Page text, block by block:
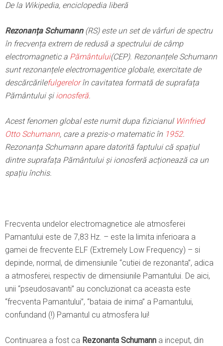
De la Wikipedia, enciclopedia liberă
Rezonanța Schumann(RS) este un set de vârfuri de spectru
în frecvența extrem de redusă a spectrului de câmp
electromagnetic a Pământului(CEP). Rezonanțele Schumann
sunt rezonanțele electromagentice globale, exercitate de
descărcărilefulgerelorîn cavitatea formată de suprafața
Pământului și ionosferă.
Acest fenomen global este numit dupa fizicianul Winfried
Otto Schumann, care a prezis-o matematic în 1952.
Rezonanța Schumann apare datorită faptului că spațiul
dintre suprafața Pământului și ionosferă acționează ca un
spațiu închis.
Frecventa undelor electromagnetice ale atmosferei
Pamantului este de 7,83 Hz. – este la limita inferioara a
gamei de frecvente ELF (Extremely Low Frequency) – si
depinde, normal, de dimensiunile “cutiei de rezonanta”, adica
a atmosferei, respectiv de dimensiunile Pamantului. De aici,
unii “pseudosavanti” au concluzionat ca aceasta este
“frecventa Pamantului”, “bataia de inima” a Pamantului,
confundand (!) Pamantul cu atmosfera lui!
Continuarea a fost ca Rezonanta Schumann a inceput, din